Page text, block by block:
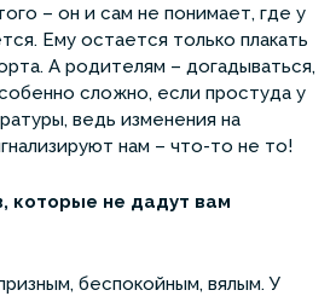
– он и сам не понимает, где у
Ему остается только плакать
А родителям – догадываться,
сложно, если простуда у
ведь изменения на
нам – что-то не то!
которые не дадут вам
беспокойным, вялым. У